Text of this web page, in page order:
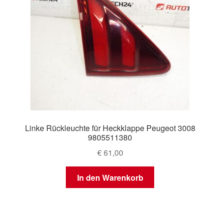
Linke Rückleuchte für Heckklappe Peugeot 3008
9805511380
€61,00
In den Warenkorb